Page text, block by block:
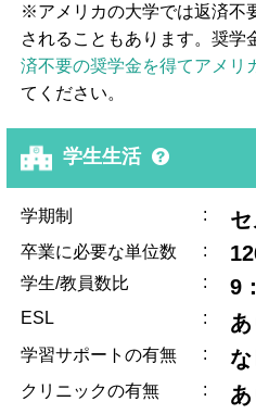
※アメリカの大学では返済不
されることもあります。奨学
済不要の奨学金を得てアメリ
てください。
学生生活
学期制 :
卒業に必要な単位数 :
学生/教員数比 : 9
ESL : あ
学習サポートの有無 : な
クリニックの有無 : あ